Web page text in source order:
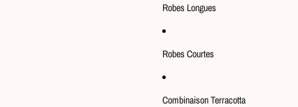
Robes Longues
Robes Courtes
Combinaison Terracotta